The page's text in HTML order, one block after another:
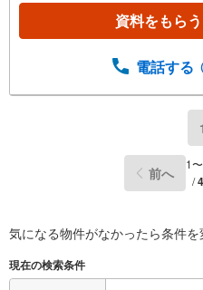
資料をもらう
電話する
前へ 1〜
/4
気になる物件がなかったら条件を
現在の検索条件